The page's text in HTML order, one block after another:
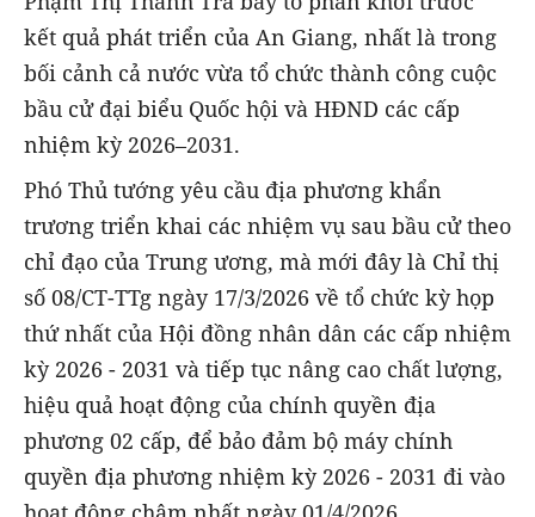
kết quả phát triển của An Giang, nhất là trong
bối cảnh cả nước vừa tổ chức thành công cuộc
bầu cử đại biểu Quốc hội và HĐND các cấp
nhiệm kỳ 2026–2031.
Phó Thủ tướng yêu cầu địa phương khẩn
trương triển khai các nhiệm vụ sau bầu cử theo
chỉ đạo của Trung ương, mà mới đây là Chỉ thị
số 08/CT-TTg ngày 17/3/2026 về tổ chức kỳ họp
thứ nhất của Hội đồng nhân dân các cấp nhiệm
kỳ 2026 - 2031 và tiếp tục nâng cao chất lượng,
hiệu quả hoạt động của chính quyền địa
phương 02 cấp, để bảo đảm bộ máy chính
quyền địa phương nhiệm kỳ 2026 - 2031 đi vào